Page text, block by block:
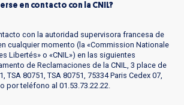
en contacto con la CNIL?
con la autoridad supervisora francesa de
cualquier momento (la «Commission Nationale
Libertés» o «CNIL») en las siguientes
de Reclamaciones de la CNIL, 3 place de
TSA 80751, TSA 80751, 75334 Paris Cedex 07,
por teléfono al 01.53.73.22.22.